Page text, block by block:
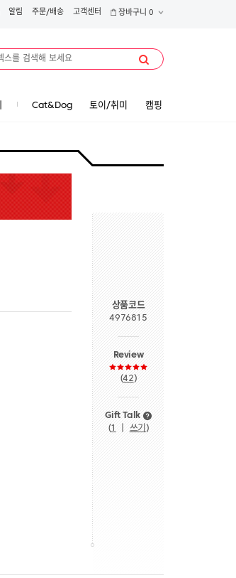
알림 주문/배송 고객센터 장바구니 0
Cat&Dog 토이/취미 캠핑
상품코드
4976815
Review
(42)
Gift Talk
(1 쓰기 )